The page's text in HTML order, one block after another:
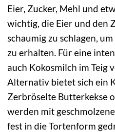
Eier, Zucker, Mehl und
wichtig, die Eier und den
schaumig zu schlagen,
zu erhalten. Für eine
auch Kokosmilch im Teig
Alternativ bietet sich ein
Zerbröselte Butterkekse
werden mit
fest in die Tortenform